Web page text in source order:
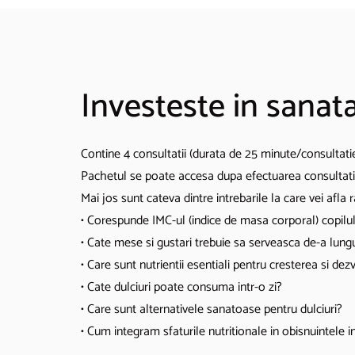
Investeste in
Contine 4 consultatii (durata de 25 minute/
Pachetul se poate accesa dupa efectuarea
Mai jos sunt cateva dintre intrebarile la care vei afla
• Corespunde IMC-ul (indice de masa corporal)
• Cate mese si gustari trebuie sa serveasca de-a
• Care sunt nutrientii esentiali pentru cresterea si
• Cate dulciuri poate consuma intr-o zi?
• Care sunt alternativele sanatoase pentru dulciuri?
• Cum integram sfaturile nutritionale in obisnuintele